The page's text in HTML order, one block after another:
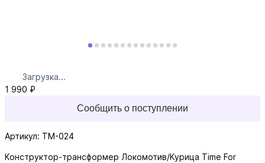
Загрузка...
1 990 ₽
Сообщить о поступлении
Артикул: TM-024
Конструктор-трансформер Локомотив/Курица Time For